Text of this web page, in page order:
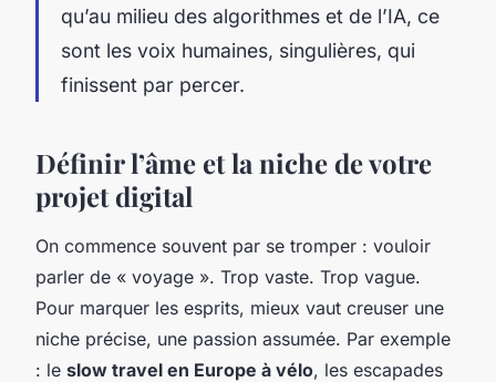
qu’au milieu des algorithmes et de l’IA, ce
sont les voix humaines, singulières, qui
finissent par percer.
Définir l’âme et la niche de votre
projet digital
On commence souvent par se tromper : vouloir
parler de « voyage ». Trop vaste. Trop vague.
Pour marquer les esprits, mieux vaut creuser une
niche précise, une passion assumée. Par exemple
: le slow travel en Europe à vélo, les escapades